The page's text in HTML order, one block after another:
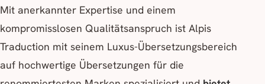
Mit anerkannter Expertise und einem
kompromisslosen Qualitätsanspruch ist Alpis
Traduction mit seinem Luxus-Übersetzungsbereich
auf hochwertige Übersetzungen für die